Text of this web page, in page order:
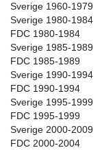
Sverige 1960-1979
Sverige 1980-1984
FDC 1980-1984
Sverige 1985-1989
FDC 1985-1989
Sverige 1990-1994
FDC 1990-1994
Sverige 1995-1999
FDC 1995-1999
Sverige 2000-2009
FDC 2000-2004